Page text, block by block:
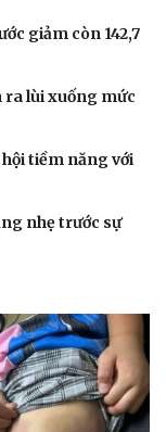
giảm còn 142,7
ra lùi xuống mức
hội tiềm năng với
nhẹ trước sự